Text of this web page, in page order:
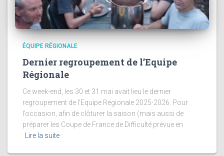
ÉQUIPE RÉGIONALE
Dernier regroupement de l’Equipe
Régionale
Ce week-end, les 30 et 31 mai avait lieu le dernier
regroupement de l’Equipe Régionale 2025-2026. Pour
l’occasion, afin de clôturer la saison (mais aussi de
préparer les Coupe de France de Difficulté prévue en
Lire la suite